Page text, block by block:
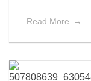
Read More